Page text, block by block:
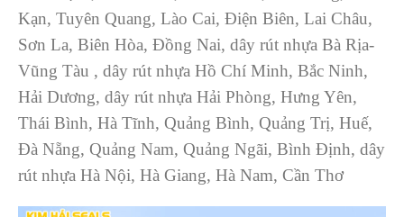
Kạn, Tuyên Quang, Lào Cai, Điện Biên, Lai Châu,
Sơn La, Biên Hòa, Đồng Nai, dây rút nhựa Bà Rịa-
Vũng Tàu , dây rút nhựa Hồ Chí Minh, Bắc Ninh,
Hải Dương, dây rút nhựa Hải Phòng, Hưng Yên,
Thái Bình, Hà Tĩnh, Quảng Bình, Quảng Trị, Huế,
Đà Nẵng, Quảng Nam, Quảng Ngãi, Bình Định, dây
rút nhựa Hà Nội, Hà Giang, Hà Nam, Cần Thơ